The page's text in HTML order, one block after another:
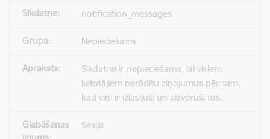
notification_messages
Nepieciešams
Sīkdatne ir nepieciešama, lai visiem
lietotājiem nerādītu ziņojumus pēc tam,
kad viņi ir izlasījuši un aizvēruši tos.
Sesija